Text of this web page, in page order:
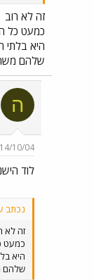
זה לא רוב
כמעט כל
היא בלתי
שלהם
ה
14/10/04
לוד
נכתב ע"י 522
זה לא
כמעט
היא
שלהם